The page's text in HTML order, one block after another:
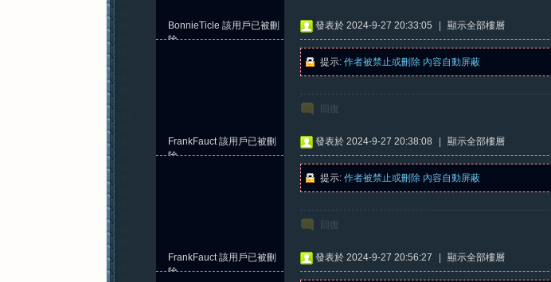
BonnieTicle 該用戶已被刪
除
發表於 2024-9-27 20:33:05 顯示全部樓層
提示: 作者被禁止或刪除 內容自動屏蔽
回復
FrankFauct該用戶已被刪
除
發表於 2024-9-27 20:38:08 顯示全部樓層
提示: 作者被禁止或刪除 內容自動屏蔽
回復
FrankFauct該用戶已被刪
除
發表於 2024-9-27 20:56:27 顯示全部樓層